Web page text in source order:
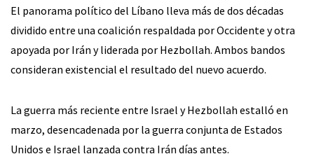
El panorama político del Líbano lleva más de dos décadas
dividido entre una coalición respaldada por Occidente y otra
apoyada por Irán y liderada por Hezbollah. Ambos bandos
consideran existencial el resultado del nuevo acuerdo.
La guerra más reciente entre Israel y Hezbollah estalló en
marzo, desencadenada por la guerra conjunta de Estados
Unidos e Israel lanzada contra Irán días antes.